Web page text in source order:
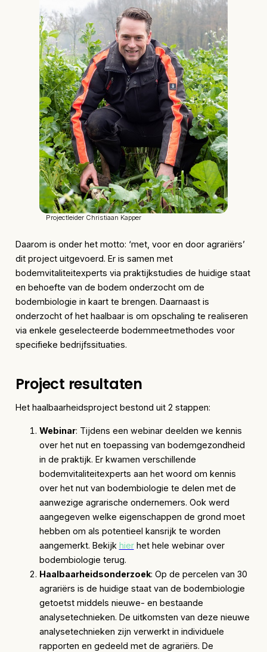
Projectleider Christiaan Kapper
Daarom is onder het motto: ‘met, voor en door agrariërs’
dit project uitgevoerd. Er is samen met
bodemvitaliteitexperts via praktijkstudies de huidige staat
en behoefte van de bodem onderzocht om de
bodembiologie in kaart te brengen. Daarnaast is
onderzocht of het haalbaar is om opschaling te realiseren
via enkele geselecteerde bodemmeetmethodes voor
specifieke bedrijfssituaties.
Project resultaten
Het haalbaarheidsproject bestond uit 2 stappen:
Webinar: Tijdens een webinar deelden we kennis
over het nut en toepassing van bodemgezondheid
in de praktijk. Er kwamen verschillende
bodemvitaliteitexperts aan het woord om kennis
over het nut van bodembiologie te delen met de
aanwezige agrarische ondernemers. Ook werd
aangegeven welke eigenschappen de grond moet
hebben om als potentieel kansrijk te worden
aangemerkt. Bekijk hierhet hele webinar over
bodembiologie terug.
Haalbaarheidsonderzoek: Op de percelen van 30
agrariërs is de huidige staat van de bodembiologie
getoetst middels nieuwe- en bestaande
analysetechnieken. De uitkomsten van deze nieuwe
analysetechnieken zijn verwerkt in individuele
rapporten en gedeeld met de agrariërs. De